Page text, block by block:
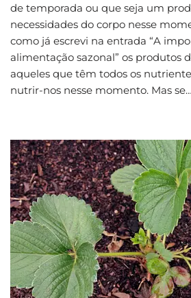
de temporada ou que seja um
necessidades do corpo nesse
como já escrevi na entrada “A
alimentação sazonal” os produtos
aqueles que têm todos os
nutrir-nos nesse momento. Mas se…